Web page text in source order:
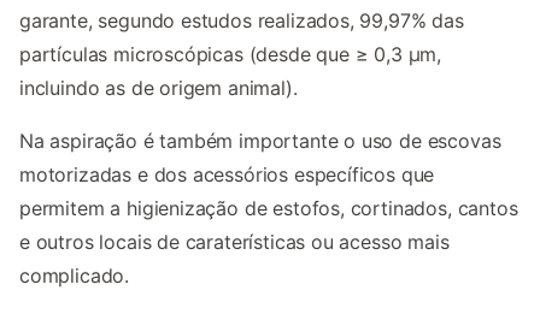
garante, segundo estudos realizados, 99,97% das
partículas microscópicas (desde que ≥ 0,3 μm,
incluindo as de origem animal).
Na aspiração é também importante o uso de escovas
motorizadas e dos acessórios específicos que
permitem a higienização de estofos, cortinados, cantos
e outros locais de caraterísticas ou acesso mais
complicado.